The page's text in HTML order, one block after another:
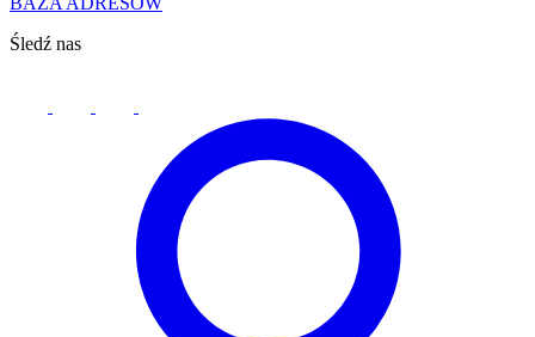
Śledź nas